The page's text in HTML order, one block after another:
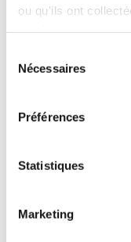
ou qu'ils ont
Nécessaires
Préférences
Statistiques
Marketing
Ajouter au